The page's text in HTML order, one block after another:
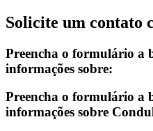
Solicite um contato
Preencha o formulário a
informações sobre:
Preencha o formulário a
informações sobre